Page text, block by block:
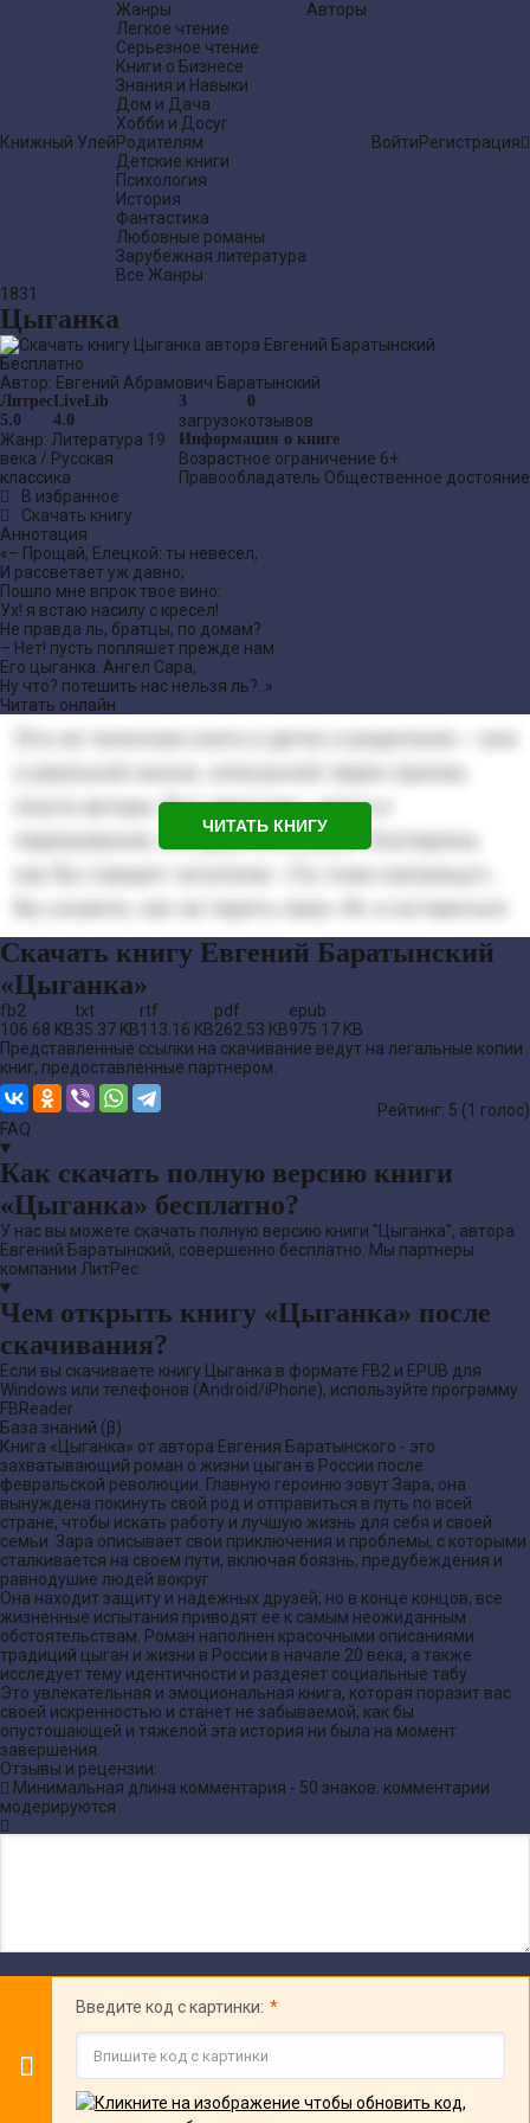
Книжный Улей
Жанры
Легкое чтение
Серьезное чтение
Книги о Бизнесе
Знания и Навыки
Дом и Дача
Хобби и Досуг
Родителям
Детские книги
Психология
История
Фантастика
Любовные романы
Зарубежная литература
Все Жанры
Авторы
ВойтиРегистрация
Цыганка
Бесплатно
1831
Автор: Евгений Абрамович Баратынский
Литрес
5.0
LiveLib
4.0
Жанр: Литература 19
века / Русская
классика
В избранное
Скачать книгу
3
загрузок
0
отзывов
Информация о книге
Возрастное ограничение 6+
Правообладатель Общественное достояние
Аннотация
«– Прощай, Елецкой: ты невесел,
И рассветает уж давно;
Пошло мне впрок твое вино:
Ух! я встаю насилу с кресел!
Не правда ль, братцы, по домам?
– Нет! пусть попляшет прежде нам
Его цыганка. Ангел Сара,
Ну что? потешить нас нельзя ль?..»
Читать онлайн
ЧИТАТЬ КНИГУ
Скачать книгу Евгений Баратынский
«Цыганка»
fb2
106.68 KB
txt
35.37 KB
rtf
113.16 KB
pdf
262.53 KB
epub
975.17 KB
Представленные ссылки на скачивание ведут на легальные копии
книг, предоставленные партнером.
Рейтинг: 5 (1 голос)
FAQ
Как скачать полную версию книги
«Цыганка» бесплатно?
У нас вы можете скачать полную версию книги "Цыганка", автора
Евгений Баратынский, совершенно бесплатно. Мы партнеры
компании ЛитРес
Чем открыть книгу «Цыганка» после
скачивания?
Если вы скачиваете книгу Цыганка в формате FB2 и EPUB для
Windows или телефонов (Android/iPhone), используйте программу
FBReader
База знаний (β)
Книга «Цыганка» от автора Евгения Баратынского - это
захватывающий роман о жизни цыган в России после
февральской революции. Главную героиню зовут Зара, она
вынуждена покинуть свой род и отправиться в путь по всей
стране, чтобы искать работу и лучшую жизнь для себя и своей
семьи. Зара описывает свои приключения и проблемы, с которыми
сталкивается на своем пути, включая боязнь, предубеждения и
равнодушие людей вокруг.
Она находит защиту и надежных друзей, но в конце концов, все
жизненные испытания приводят ее к самым неожиданным
обстоятельствам. Роман наполнен красочными описаниями
традиций цыган и жизни в России в начале 20 века, а также
исследует тему идентичности и раздеяет социальные табу.
Это увлекательная и эмоциональная книга, которая поразит вас
своей искренностью и станет не забываемой, как бы
опустошающей и тяжелой эта история ни была на момент
завершения.
Отзывы и рецензии:
Минимальная длина комментария - 50 знаков. комментарии
модерируются
Введите код с картинки: